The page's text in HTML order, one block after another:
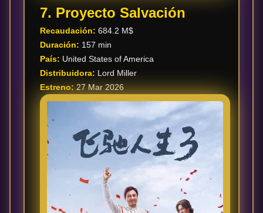
7. Proyecto Salvación
Recaudación: 684.2 M$
Duración: 157 min
País: United States of America
Distribuidora: Lord Miller
Estreno:27 Mar 2026